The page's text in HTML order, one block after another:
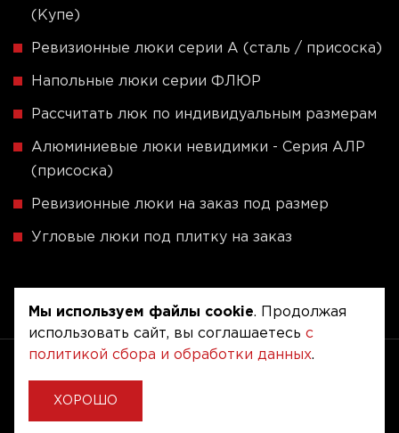
(Купе)
Ревизионные люки серии A (сталь / присоска)
Напольные люки серии ФЛЮР
Рассчитать люк по индивидуальным размерам
Алюминиевые люки невидимки - Серия АЛР
(присоска)
Ревизионные люки на заказ под размер
Угловые люки под плитку на заказ
Copyright © 2020 - 2026. Люкер, ревизионные
сантехнические люки.
Разработка и продвижение -
Мы используем файлы cookie. Продолжая
использовать сайт, вы соглашаетесь с
политикой сбора и обработки данных.
ХОРОШО